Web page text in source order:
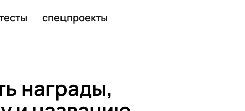
спецпроекты
награды,